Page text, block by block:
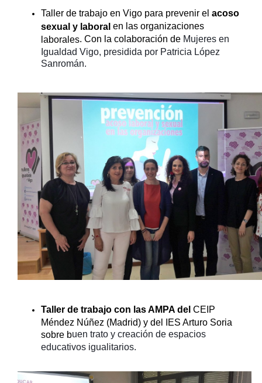
Taller de trabajo en Vigo para prevenir el acoso
sexual y laboral en las organizaciones
laborales. Con la colaboración de Mujeres en
Igualdad Vigo, presidida por Patricia López
Sanromán.
Taller de trabajo con las AMPA del CEIP
Méndez Núñez (Madrid) y del IES Arturo Soria
sobre buen trato y creación de espacios
educativos igualitarios.